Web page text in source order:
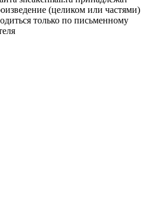
(целиком или частями)
только по письменному